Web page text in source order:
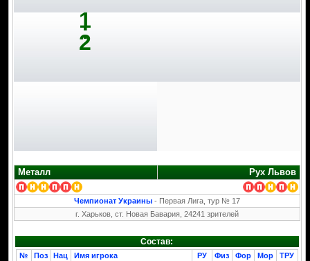
1
:
2
Металл Рух Львов
Чемпионат Украины- Первая Лига, тур № 17
г. Харьков, ст. Новая Бавария, 24241 зрителей
Состав:
№ Поз Нац Имя игрока РУ Физ Фор Мор
ТРУ